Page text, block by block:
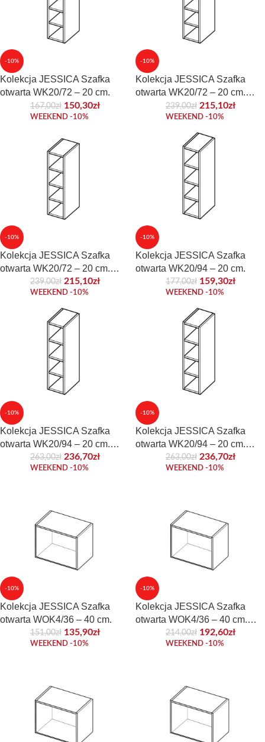
-10%
Kolekcja JESSICA Szafka
otwarta WK20/72 – 20 cm.
167,00zł 150,30zł
WEEKEND -10%
-10%
Kolekcja JESSICA Szafka
otwarta WK20/72 – 20 cm.
Front akrylowy
239,00zł 215,10zł
WEEKEND -10%
-10%
Kolekcja JESSICA Szafka
otwarta WK20/72 – 20 cm.
Front laminowany
239,00zł 215,10zł
WEEKEND -10%
-10%
Kolekcja JESSICA Szafka
otwarta WK20/94 – 20 cm.
177,00zł 159,30zł
WEEKEND -10%
-10%
Kolekcja JESSICA Szafka
otwarta WK20/94 – 20 cm.
Front akrylowy
263,00zł 236,70zł
WEEKEND -10%
-10%
Kolekcja JESSICA Szafka
otwarta WK20/94 – 20 cm.
Front laminowany
263,00zł 236,70zł
WEEKEND -10%
-10%
Kolekcja JESSICA Szafka
otwarta WOK4/36 – 40 cm.
151,00zł 135,90zł
WEEKEND -10%
-10%
Kolekcja JESSICA Szafka
otwarta WOK4/36 – 40 cm.
Front akrylowy
214,00zł 192,60zł
WEEKEND -10%